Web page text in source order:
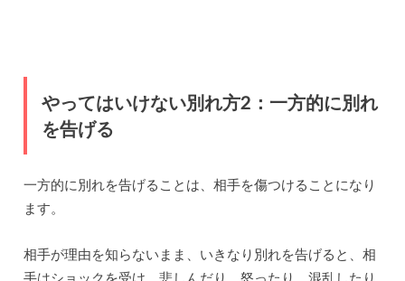
やってはいけない別れ方2：一方的に別れ
を告げる
一方的に別れを告げることは、相手を傷つけることになり
ます。
相手が理由を知らないまま、いきなり別れを告げると、相
手はショックを受け、悲しんだり、怒ったり、混乱したり